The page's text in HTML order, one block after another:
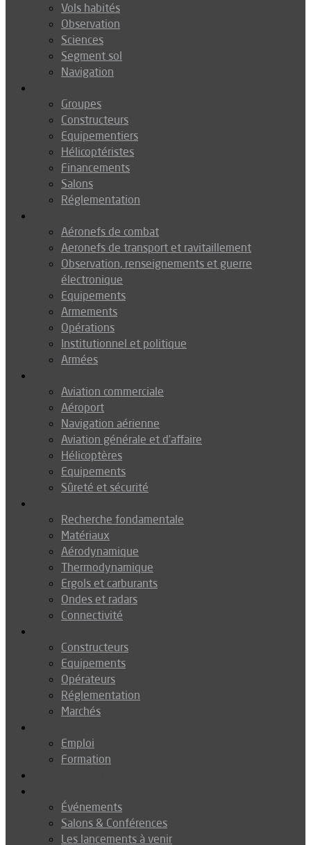
Vols habités
Observation
Sciences
Segment sol
Navigation
Groupes
Constructeurs
Equipementiers
Hélicoptéristes
Financements
Salons
Réglementation
Aéronefs de combat
Aeronefs de transport et ravitaillement
Observation, renseignements et guerre
électronique
Equipements
Armements
Opérations
Institutionnel et politique
Armées
Aviation commerciale
Aéroport
Navigation aérienne
Aviation générale et d’affaire
Hélicoptères
Equipements
Sûreté et sécurité
Recherche fondamentale
Matériaux
Aérodynamique
Thermodynamique
Ergols et carburants
Ondes et radars
Connectivité
Constructeurs
Equipements
Opérateurs
Réglementation
Marchés
Emploi
Formation
Événements
Salons & Conférences
Les lancements à venir